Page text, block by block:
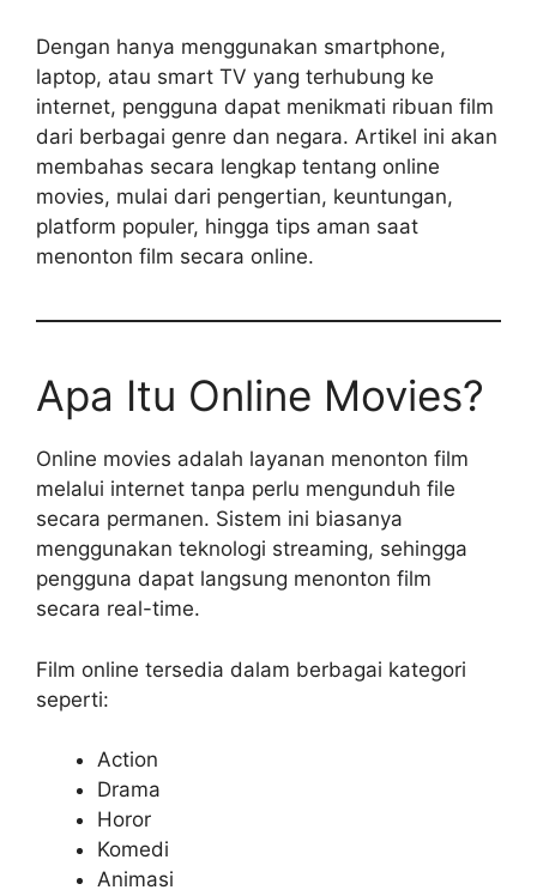
Dengan hanya menggunakan smartphone,
laptop, atau smart TV yang terhubung ke
internet, pengguna dapat menikmati ribuan film
dari berbagai genre dan negara. Artikel ini akan
membahas secara lengkap tentang online
movies, mulai dari pengertian, keuntungan,
platform populer, hingga tips aman saat
menonton film secara online.
Apa Itu Online Movies?
Online movies adalah layanan menonton film
melalui internet tanpa perlu mengunduh file
secara permanen. Sistem ini biasanya
menggunakan teknologi streaming, sehingga
pengguna dapat langsung menonton film
secara real-time.
Film online tersedia dalam berbagai kategori
seperti:
Action
Drama
Horor
Komedi
Animasi